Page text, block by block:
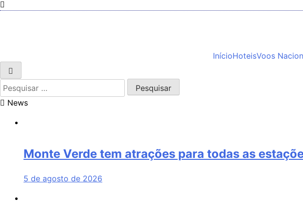
InícioHoteisVoos
Pesquisar
por:
News
Monte Verde tem atrações para todas as
5 de agosto de 2026